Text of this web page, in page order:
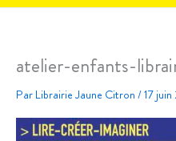
atelier-enfants-
ParLibrairie Jaune Citron/17